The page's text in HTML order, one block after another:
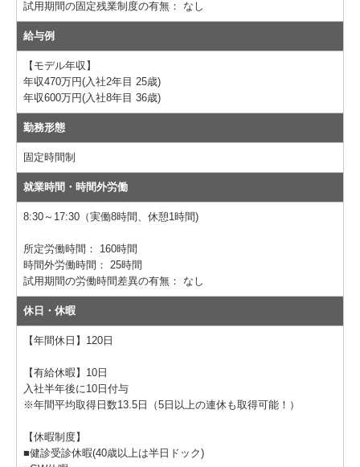
試用期間の固定残業制度の有無： なし
給与例
【モデル年収】
年収470万円(入社2年目 25歳)
年収600万円(入社8年目 36歳)
勤務形態
固定時間制
就業時間・時間外労働
8:30～17:30（実働8時間、休憩1時間)
所定労働時間： 160時間
時間外労働時間： 25時間
試用期間の労働時間差異の有無： なし
休日・休暇
【年間休日】120日
【有給休暇】10日
入社半年後に10日付与
※年間平均取得日数13.5日（5日以上の連休も取得可能！）
【休暇制度】
■健診受診休暇(40歳以上は半日ドック)